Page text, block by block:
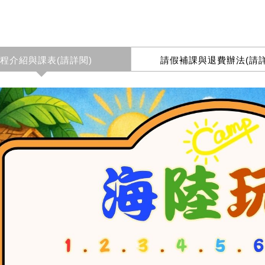
介紹與課表(請詳閱) 請假補課與退費辦法(請